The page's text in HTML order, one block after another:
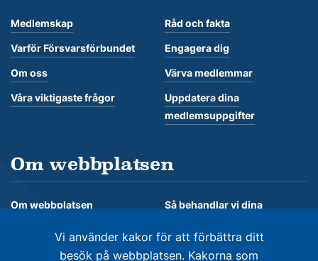
Vi använder kakor för att förbättra ditt
besök på webbplatsen. Kakorna som
Medlemskap
Varför Försvarsförbundet
Om oss
Våra viktigaste frågor
Råd och fakta
Engagera dig
Värva medlemmar
Uppdatera dina
medlemsuppgifter
Om webbplatsen
Om webbplatsen
Så behandlar vi dina